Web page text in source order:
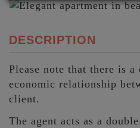
DESCRIPTION
Please note that there is
economic relationship
client.
The agent acts as a